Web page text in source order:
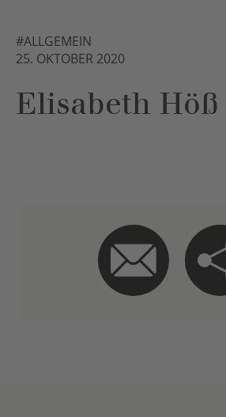
#ALLGEMEIN
25. OKTOBER 2020
Elisabeth Höß